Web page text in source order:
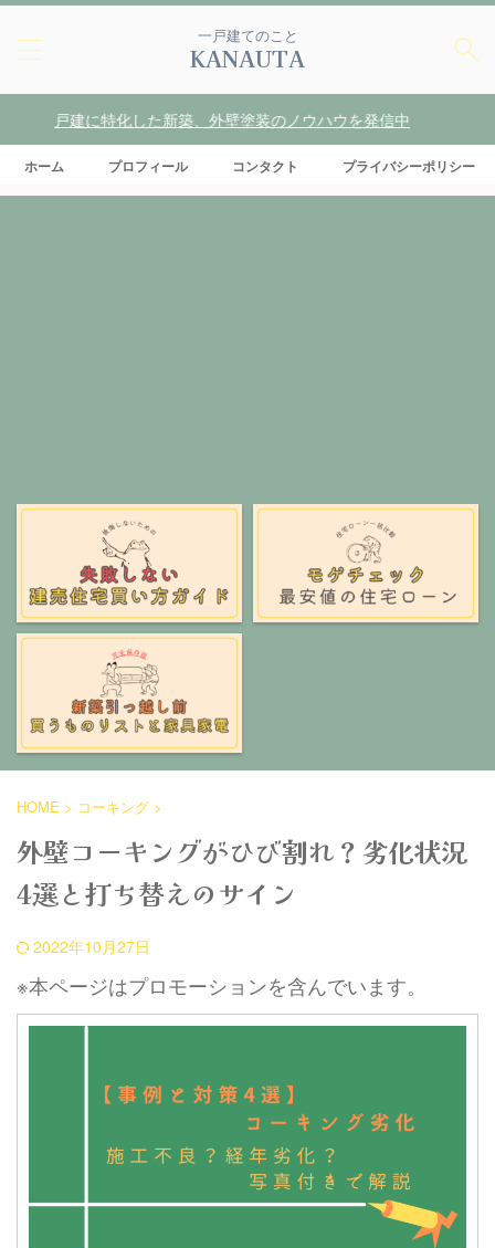
一戸建てのこと
KANAUTA
建に特化した新築、外壁塗装のノウハウを発信中
ホーム プロフィール コンタクト プライバシーポリシー
HOME > コーキング >
外壁コーキングがひび割れ？劣化状況
4選と打ち替えのサイン
2022年10月27日
※本ページはプロモーションを含んでいます。